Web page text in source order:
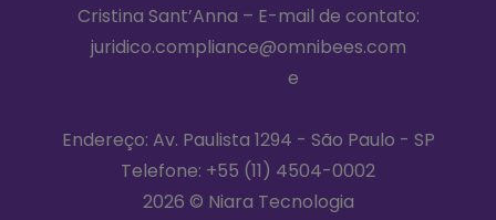
Cristina Sant’Anna – E-mail de contato:
juridico.compliance@omnibees.com
e
Endereço: Av. Paulista 1294 - São Paulo - SP
Telefone: +55 (11) 4504-0002
2026 © Niara Tecnologia